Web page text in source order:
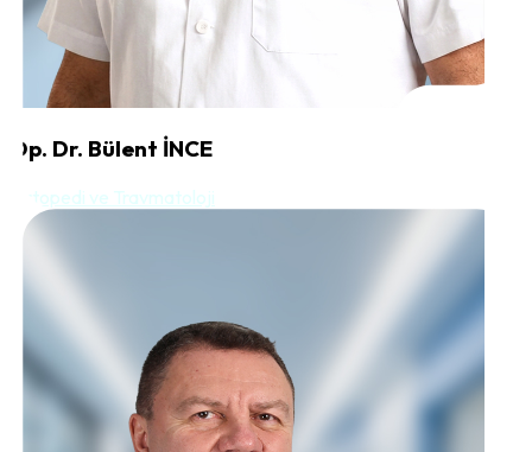
Op. Dr. Bülent İNCE
Ortopedi ve Travmatoloji